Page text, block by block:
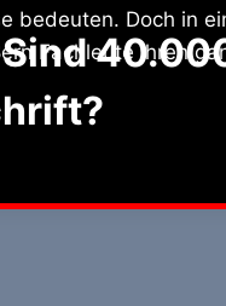
bedeuten. Doch in
Fachleute ihren